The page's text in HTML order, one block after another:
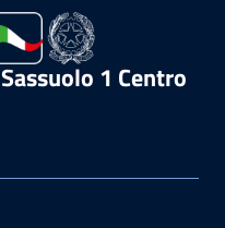
1 Centro